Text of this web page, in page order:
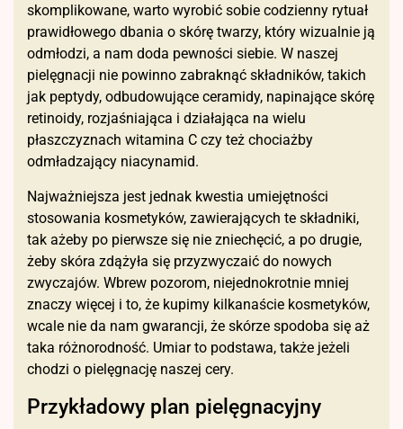
skomplikowane, warto wyrobić sobie codzienny rytuał
prawidłowego dbania o skórę twarzy, który wizualnie ją
odmłodzi, a nam doda pewności siebie. W naszej
pielęgnacji nie powinno zabraknąć składników, takich
jak peptydy, odbudowujące ceramidy, napinające skórę
retinoidy, rozjaśniająca i działająca na wielu
płaszczyznach witamina C czy też chociażby
odmładzający niacynamid.
Najważniejsza jest jednak kwestia umiejętności
stosowania kosmetyków, zawierających te składniki,
tak ażeby po pierwsze się nie zniechęcić, a po drugie,
żeby skóra zdążyła się przyzwyczaić do nowych
zwyczajów. Wbrew pozorom, niejednokrotnie mniej
znaczy więcej i to, że kupimy kilkanaście kosmetyków,
wcale nie da nam gwarancji, że skórze spodoba się aż
taka różnorodność. Umiar to podstawa, także jeżeli
chodzi o pielęgnację naszej cery.
Przykładowy plan pielęgnacyjny